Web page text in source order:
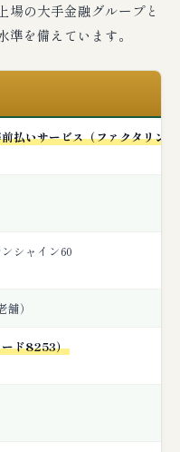
ン医療・介護報酬
に最適
場の大手金融グループと
を備えています。
払いサービス（ファクタリン
シャイン60
舗）
ード8253）